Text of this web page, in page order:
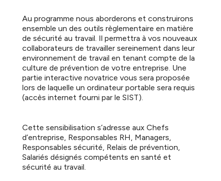
Au programme nous aborderons et construirons
ensemble un des outils règlementaire en matière
de sécurité au travail. Il permettra à vos nouveaux
collaborateurs de travailler sereinement dans leur
environnement de travail en tenant compte de la
culture de prévention de votre entreprise. Une
partie interactive novatrice vous sera proposée
lors de laquelle un ordinateur portable sera requis
(accès internet fourni par le SIST).
Cette sensibilisation s’adresse aux Chefs
d’entreprise, Responsables RH, Managers,
Responsables sécurité, Relais de prévention,
Salariés désignés compétents en santé et
sécurité au travail.